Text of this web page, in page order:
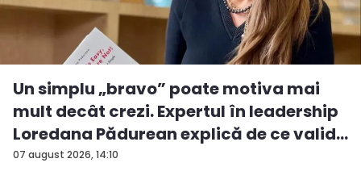
07 august 2026, 14:10
Un simplu „bravo” poate motiva mai
mult decât crezi. Expertul în leadership
Loredana Pădurean explică de ce valid...